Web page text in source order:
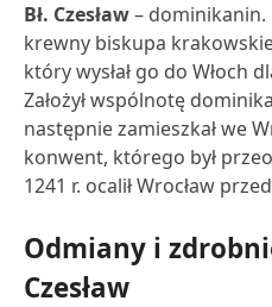
Bł. Czesław– dominikanin.
krewny biskupa
który wysłał go do Włoch
Założył wspólnotę
następnie zamieszkał we
konwent, którego był
1241 r. ocalił Wrocław
Odmiany i
Czesław